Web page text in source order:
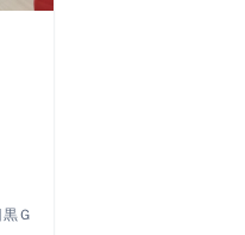
Ｇ